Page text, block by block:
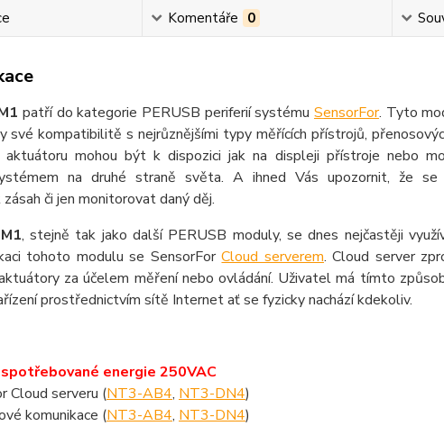
Komentáře 0
patří do kategorie PERUSB periferií systému SensorFor. Tyto
své kompatibilitě s nejrůznějšími typy měřících přístrojů,
mohou být k dispozici jak na displeji přístroje nebo
na druhé straně světa. A ihned Vás upozornit, že
či jen monitorovat daný děj.
, stejně tak jako další PERUSB moduly, se dnes nejčastěji
tohoto modulu se SensorForCloud serverem. Cloud server
za účelem měření nebo ovládání. Uživatel má tímto
prostřednictvím sítě Internet ať se fyzicky nachází kdekoliv.
energie 250VAC
Cloud serveru (NT3-AB4, NT3-DN4)
komunikace (NT3-AB4, NT3-DN4)